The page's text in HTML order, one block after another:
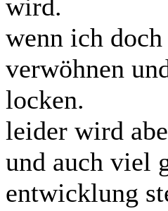
wird.
wenn ich
verwöhnen
locken.
leider wird
und auch viel
entwicklung